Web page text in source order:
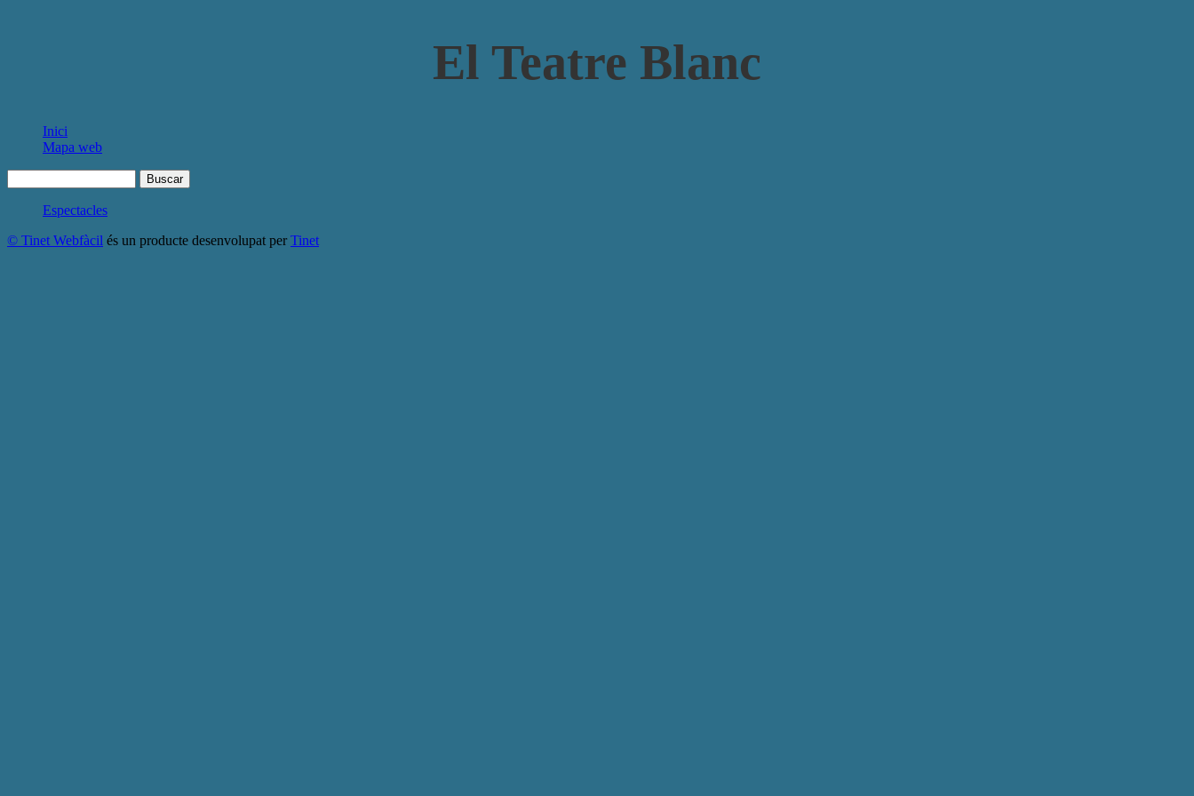
El Teatre Blanc
Inici
Mapa web
Espectacles
© Tinet Webfàcil és un producte desenvolupat perTinet